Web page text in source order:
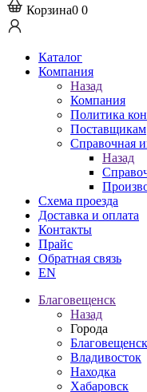
Корзина0 0
Каталог
Компания
Назад
Компания
Политика
Поставщикам
Справочная
Назад
Схема проезда
Доставка и оплата
Контакты
Прайс
Обратная связь
EN
Благовещенск
Назад
Города
Благовещенск
Владивосток
Находка
Хабаровск